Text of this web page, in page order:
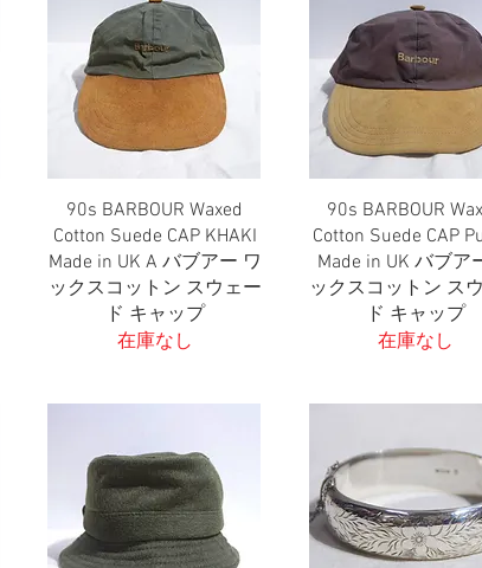
クイックビュー
90s BARBOUR Waxed
Cotton Suede CAP KHAKI
Made in UK A バブアー ワ
ックスコットン スウェー
ド キャップ
在庫なし
クイックビュー
90s BARBOUR
Cotton Suede CAP
Made in UK バブア
ックスコットン ス
ド キャップ
在庫なし